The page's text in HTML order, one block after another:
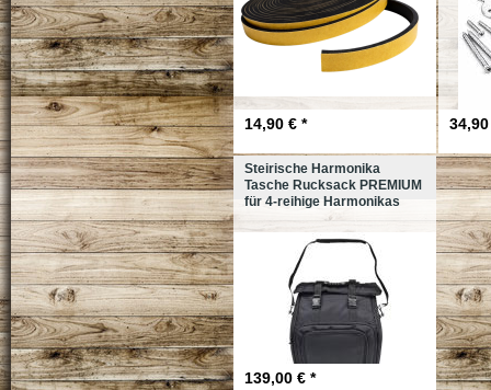
14,90 € *
Steirische Harmonika
Tasche Rucksack PREMIUM
für 4-reihige Harmonikas
139,00 € *